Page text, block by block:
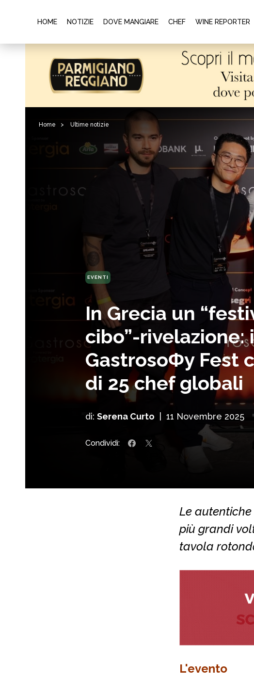
HOME NOTIZIE DOVE MANGIARE CHEF WINE REPORTER
Home > Ultime notizie
EVENTI
In Grecia un
cibo”-rivelazione:
GastrosoΦy Fest
di 25 chef globali
di: Serena Curto 11 Novembre 2025
Condividi:
Le
più grandi
tavola
L'evento